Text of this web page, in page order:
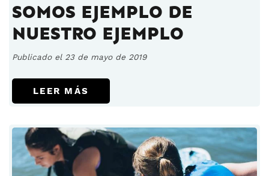
SOMOS EJEMPLO DE
NUESTRO EJEMPLO
Publicado el 23 de mayo de 2019
LEER MÁS